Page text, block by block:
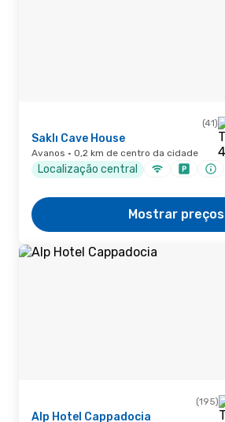
(41)
Saklı Cave House
Avanos · 0,2 km de centro da cidade
Localização central
Mostrar preços
(195)
Alp Hotel Cappadocia